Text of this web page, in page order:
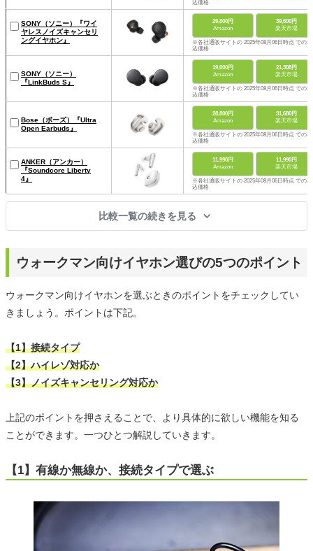
込価格
SONY（ソニー）『ワイ
ヤレスノイズキャンセリ
ングイヤホン』
29,800円
Amazon
39,600円
楽天市場
※各社通販サイトの 2025年08月06日時点 での税
込価格
SONY（ソニー）
『LinkBuds S』
19,000円
Amazon
21,308円
楽天市場
※各社通販サイトの 2025年08月06日時点 での税
込価格
Bose（ボーズ）『Ultra
Open Earbuds』
28,800円
Amazon
31,680円
楽天市場
※各社通販サイトの 2025年08月06日時点 での税
込価格
ANKER（アンカー）
『Soundcore Liberty
4』
11,990円
Amazon
11,990円
楽天市場
※各社通販サイトの 2025年08月06日時点 での税
込価格
比較一覧の続きを見る
ウォークマン向けイヤホン選びの5つのポイント
ウォークマン向けイヤホンを選ぶときのポイントをチェックしてい
きましょう。ポイントは下記。
【1】接続タイプ
【2】ハイレゾ対応か
【3】ノイズキャンセリング対応か
上記のポイントを押さえることで、より具体的に欲しい機能を知る
ことができます。一つひとつ解説していきます。
【1】有線か無線か、接続タイプで選ぶ